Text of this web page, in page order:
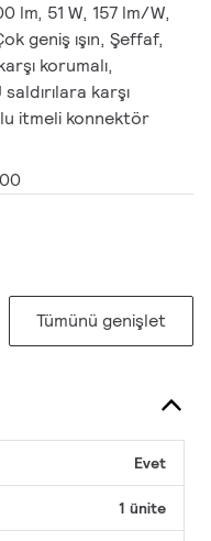
lm, 51 W, 157 lm/W,
geniş ışın, Şeffaf,
korumalı,
karşı
itmeli konnektör
Tümünü genişlet
Evet
1 ünite